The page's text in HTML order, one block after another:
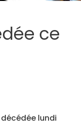
ce
lundi